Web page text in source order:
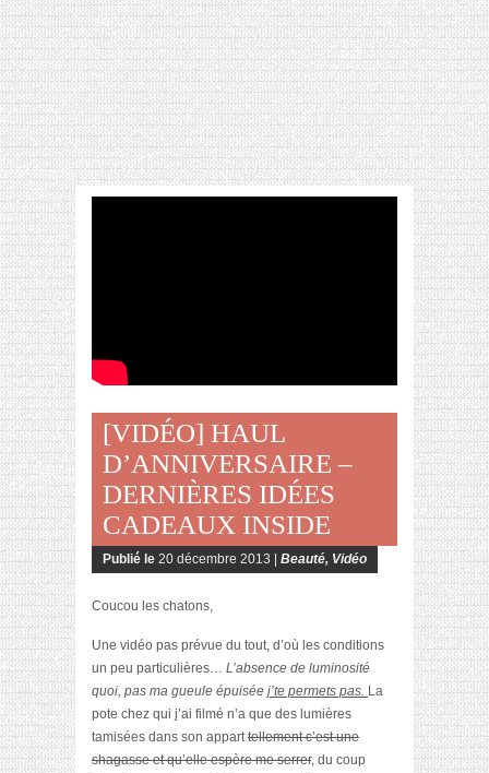
[VIDÉO] HAUL
D’ANNIVERSAIRE –
DERNIÈRES IDÉES
CADEAUX INSIDE
Publié le 20 décembre 2013 | Beauté, Vidéo
Coucou les chatons,
Une vidéo pas prévue du tout, d’où les conditions
un peu particulières… L’absence de luminosité
quoi, pas ma gueule épuisée j’te permets pas. La
pote chez qui j’ai filmé n’a que des lumières
tamisées dans son apparttellement c’est une
shagasse et qu’elle espère me serrer, du coup